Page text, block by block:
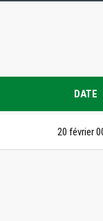
DATE
20 février